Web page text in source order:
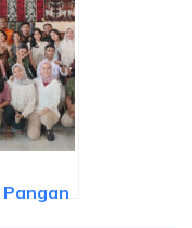
Hasil